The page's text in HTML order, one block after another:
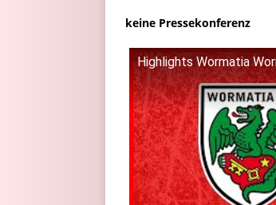
keine Pressekonferenz
Highlights Wormatia